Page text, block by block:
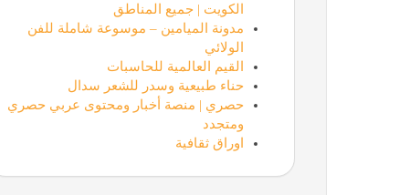
الكويت | جميع المناطق
مدونة الميامين – موسوعة شاملة للفن
الولائي
القيم العالمية للحاسبات
حناء طبيعية وسدر للشعر سدال
حصري | منصة أخبار ومحتوى عربي حصري
ومتجدد
اوراق ثقافية